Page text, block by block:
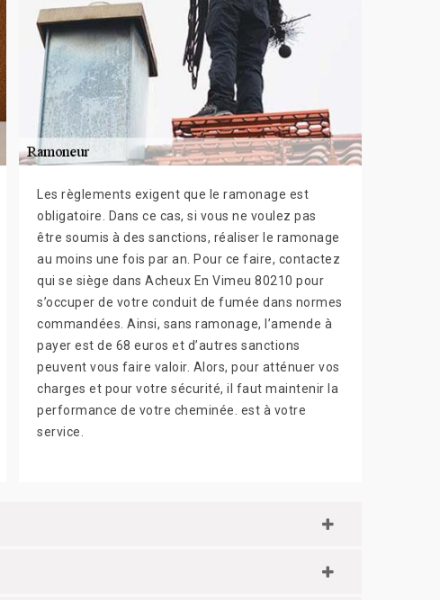
Les règlements exigent que le ramonage est
obligatoire. Dans ce cas, si vous ne voulez pas
être soumis à des sanctions, réaliser le ramonage
au moins une fois par an. Pour ce faire, contactez
qui se siège dans Acheux En Vimeu 80210 pour
s’occuper de votre conduit de fumée dans normes
commandées. Ainsi, sans ramonage, l’amende à
payer est de 68 euros et d’autres sanctions
peuvent vous faire valoir. Alors, pour atténuer vos
charges et pour votre sécurité, il faut maintenir la
performance de votre cheminée. est à votre
service.